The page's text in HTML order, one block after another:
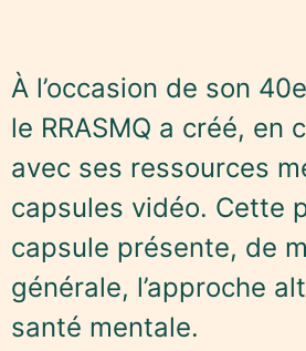
À l’occasion de son
le RRASMQ a créé, en
avec ses ressources
capsules vidéo. Cette
capsule présente, de
générale, l’approche
santé mentale.